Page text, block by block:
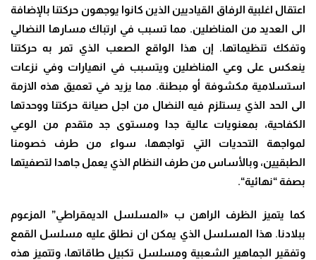
اعتقال اغلبية الرفاق القياديين الذين كانوا يوجهون حركتنا بالإضافة
الى العديد من المناضلين. مما تسبب في ارتباك مسارها النضالي
وتفكك تنظيماتها. إن هذا الواقع الصعب الذي تمر به حركتنا
ينعكس على وعي المناضلين ويتسبب في انهيارات وفي نزعات
استسلامية مكشوفة أو مبطنة. مما يزيد في تعميق هذه الازمة
الى الحد الذي يستلزم فيه النضال من اجل صيانة حركتنا ووحدتها
الكفاحية، بمعنويات عالية جدا ومستوى جد متقدم من الوعي
لمواجهة التحديات التي تواجهها، سواء من طرف خصومنا
الطبقيين، وبالأساس من طرف النظام الذي يعمل جاهدا لتصفيتها
بصفة “نهائية“.
كما يتميز الظرف الراهن ب «المسلسل الديمقراطي” المزعوم
ببلادنا. هذا المسلسل الذي يمكن ان نطلق عليه مسلسل القمع
وتفقير الجماهير الشعبية ومسلسل تكبيل طاقاتها، وتتميز هذه